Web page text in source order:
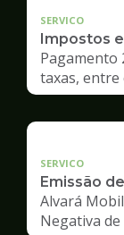
SERVICO
Impostos
Pagamento
taxas,
SERVICO
Emissão
Alvará
Negativa